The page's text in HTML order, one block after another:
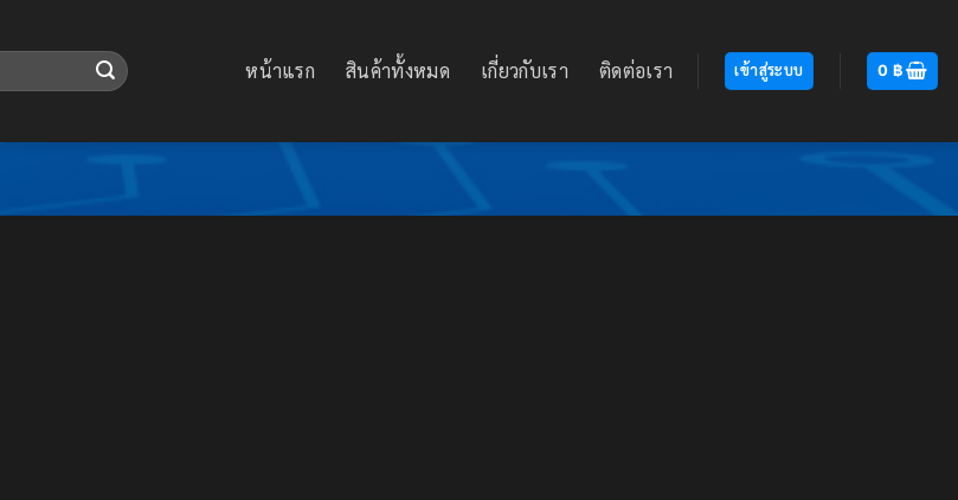
หน้าแรก สินค้าทั้งหมด เกี่ยวกับเรา ติดต่อเรา เข้าสู่ระบบ 0 ฿